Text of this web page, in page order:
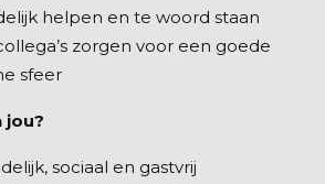
helpen en te woord staan
zorgen voor een goede
sfeer
jou?
sociaal en gastvrij